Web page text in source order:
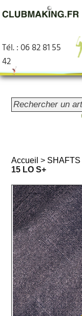
Tél. : 06 82 81 55
42
Accueil > SHAFTS
15 LO S+